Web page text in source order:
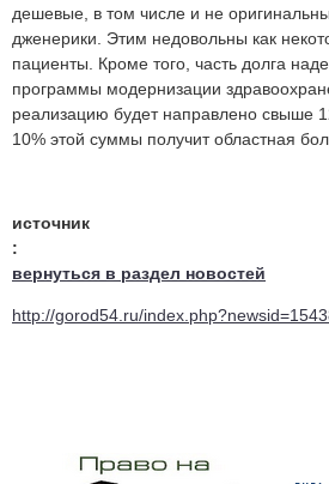
дешевые, в том числе и не
дженерики. Этим недовольны как
пациенты. Кроме того, часть долга
программы модернизации
реализацию будет направлено свыше
10% этой суммы получит областная
источник
:
вернуться в раздел новостей
http://gorod54.ru/